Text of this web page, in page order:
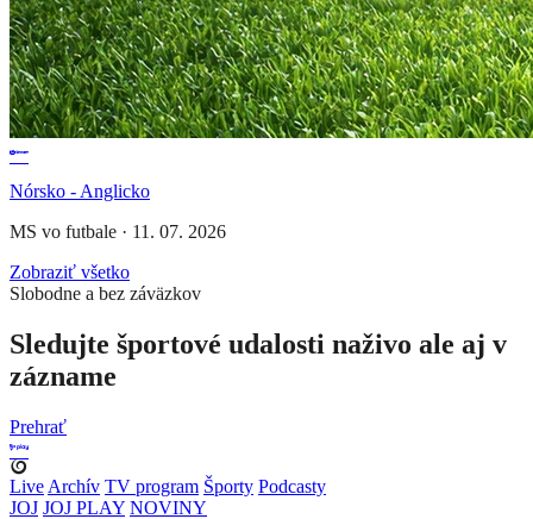
Nórsko - Anglicko
MS vo futbale · 11. 07. 2026
Zobraziť všetko
Slobodne a bez záväzkov
Sledujte športové udalosti naživo ale aj v
zázname
Prehrať
Live Archív TV program Športy Podcasty
JOJ JOJ PLAY NOVINY